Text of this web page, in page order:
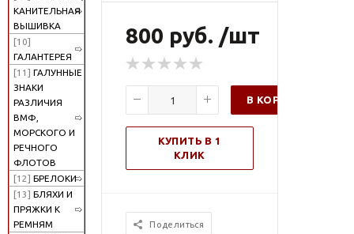
КАНИТЕЛЬНАЯ
ВЫШИВКА
[10]
ГАЛАНТЕРЕЯ
[11] ГАЛУННЫЕ
ЗНАКИ
РАЗЛИЧИЯ
ВМФ,
МОРСКОГО И
РЕЧНОГО
ФЛОТОВ
[12] БРЕЛОКИ
[13] БЛЯХИ И
ПРЯЖКИ К
РЕМНЯМ
800 руб. /шт
В КОРЗИНУ
КУПИТЬ В 1
КЛИК
Поделиться